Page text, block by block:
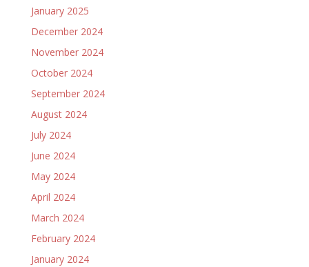
January 2025
December 2024
November 2024
October 2024
September 2024
August 2024
July 2024
June 2024
May 2024
April 2024
March 2024
February 2024
January 2024